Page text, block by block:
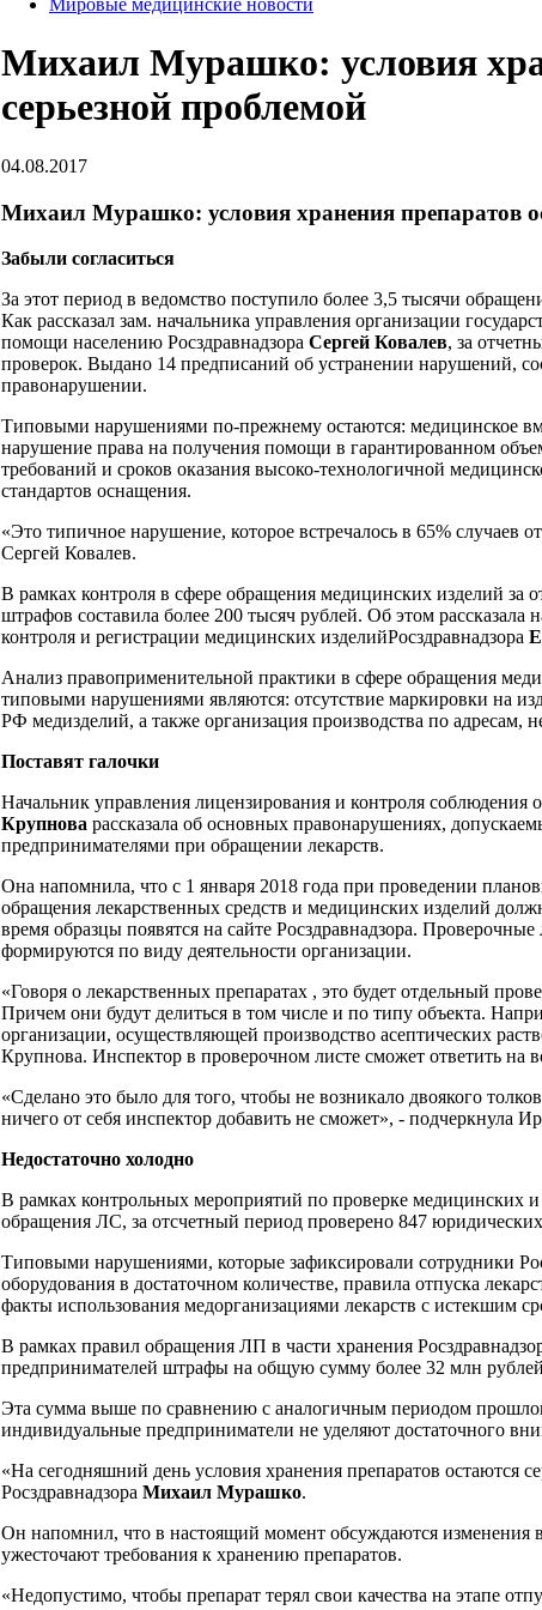
Мировые медицинские новости
Михаил Мурашко: условия
серьезной проблемой
04.08.2017
Михаил Мурашко: условия хранения препаратов
Забыли согласиться
За этот период в ведомство поступило более 3,5 тысячи
Как рассказал зам. начальника управления организации
помощи населению Росздравнадзора Сергей Ковалев, за
проверок. Выдано 14 предписаний об устранении нарушений,
правонарушении.
Типовыми нарушениями по-прежнему остаются: медицинское
нарушение права на получения помощи в гарантированном
требований и сроков оказания высоко-технологичной
стандартов оснащения.
«Это типичное нарушение, которое встречалось в 65% случаев
Сергей Ковалев.
В рамках контроля в сфере обращения медицинских изделий за
штрафов составила более 200 тысяч рублей. Об этом рассказала
контроля и регистрации медицинских изделийРосздравнадзора
Анализ правоприменительной практики в сфере обращения
типовыми нарушениями являются: отсутствие маркировки на
РФ медизделий, а также организация производства по адресам,
Поставят галочки
Начальник управления лицензирования и контроля соблюдения
Крупнова рассказала об основных правонарушениях,
предпринимателями при обращении лекарств.
Она напомнила, что с 1 января 2018 года при проведении
обращения лекарственных средств и медицинских изделий
время образцы появятся на сайте Росздравнадзора.
формируются по виду деятельности организации.
«Говоря о лекарственных препаратах , это будет отдельный
Причем они будут делиться в том числе и по типу объекта.
организации, осуществляющей производство асептических
Крупнова. Инспектор в проверочном листе сможет ответить на
«Сделано это было для того, чтобы не возникало двоякого
ничего от себя инспектор добавить не сможет», - подчеркнула
Недостаточно холодно
В рамках контрольных мероприятий по проверке медицинских
обращения ЛС, за отсчетный период проверено 847
Типовыми нарушениями, которые зафиксировали сотрудники
оборудования в достаточном количестве, правила отпуска
факты использования медорганизациями лекарств с истекшим
В рамках правил обращения ЛП в части хранения
предпринимателей штрафы на общую сумму более 32 млн
Эта сумма выше по сравнению с аналогичным периодом
индивидуальные предприниматели не уделяют достаточного
«На сегодняшний день условия хранения препаратов остаются
Росздравнадзора Михаил Мурашко.
Он напомнил, что в настоящий момент обсуждаются изменения
ужесточают требования к хранению препаратов.
«Недопустимо, чтобы препарат терял свои качества на этапе